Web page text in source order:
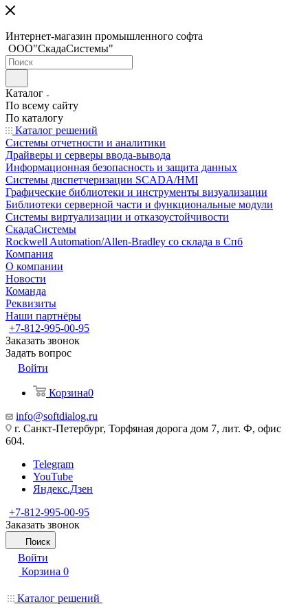
Интернет-магазин промышленного софта
ООО"СкадаСистемы"
Каталог
По всему сайту
По каталогу
Каталог решений
Системы отчетности и аналитики
Драйверы и серверы ввода-вывода
Информационная безопасность и защита данных
Системы диспетчеризации SCADA/HMI
Графические библиотеки и инструменты визуализации
Библиотеки серверной части и функциональные модули
Системы виртуализации и отказоустойчивости
СкадаСистемы
Rockwell Automation/Allen-Bradley со склада в Спб
Компания
О компании
Новости
Команда
Реквизиты
Наши партнёры
+7-812-995-00-95
Заказать звонок
Задать вопрос
Войти
Корзина0
info@softdialog.ru
г. Санкт-Петербург, Торфяная дорога дом 7, лит. Ф, офис
604.
Telegram
YouTube
Яндекс.Дзен
+7-812-995-00-95
Заказать звонок
Поиск
Войти
Корзина 0
Каталог решений